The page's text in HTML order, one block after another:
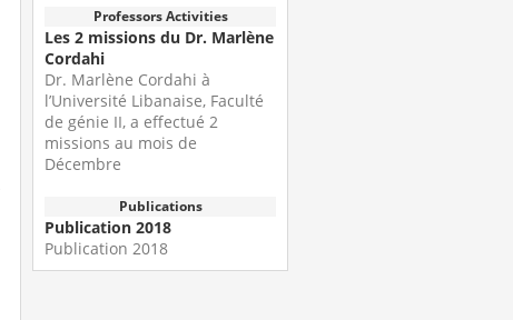
Professors Activities
Les 2 missions du Dr. Marlène
Cordahi
Dr. Marlène Cordahi à
l’Université Libanaise, Faculté
de génie II, a effectué 2
missions au mois de
Décembre
Publications
Publication 2018
Publication 2018